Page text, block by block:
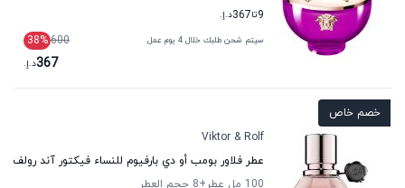
9تا367د.إ.
سيتم شحن طلبك خلال 4 يوم عمل 600
38%
367د.إ.
خصم خاص
Viktor & Rolf
عطر فلاور بومب أو دي بارفيوم للنساء فيكتور آند رولف
100 مل عطر
+8
حجم العطر